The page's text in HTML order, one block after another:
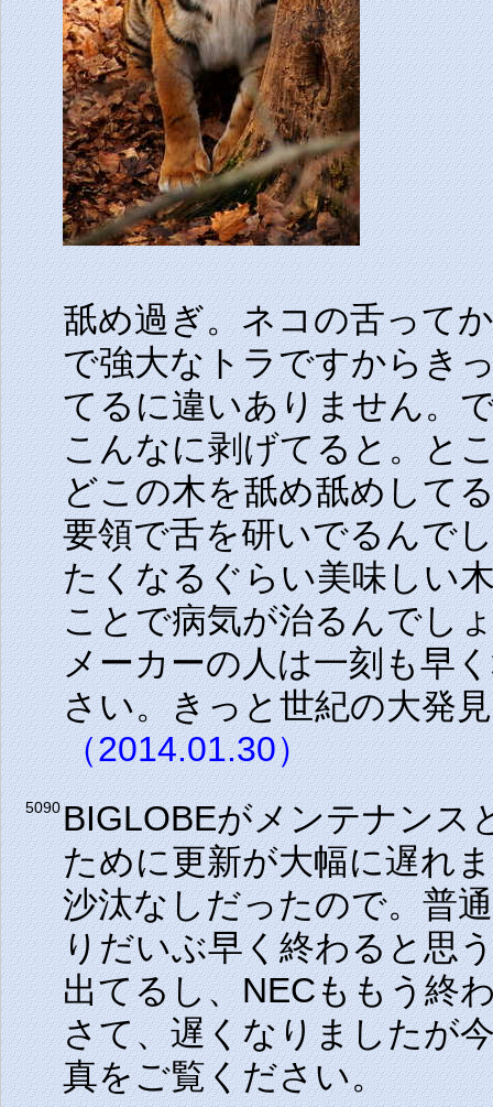
舐め過ぎ。ネコの舌って
で強大なトラですからき
てるに違いありません。
こんなに剥げてると。と
どこの木を舐め舐めして
要領で舌を研いでるんで
たくなるぐらい美味しい
ことで病気が治るんでし
メーカーの人は一刻も早
さい。きっと世紀の大発
（2014.01.30）
5090BIGLOBEがメンテナンス
ために更新が大幅に遅れ
沙汰なしだったので。普
りだいぶ早く終わると思
出てるし、NECももう終
さて、遅くなりましたが
真をご覧ください。